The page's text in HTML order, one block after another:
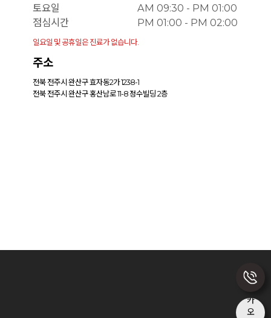
토요일
점심시간
AM 09:30 - PM 01:00
PM 01:00 - PM 02:00
일요일 및 공휴일은 진료가 없습니다.
주소
전북 전주시 완산구 효자동2가 1238-1
전북 전주시 완산구 홍산남로 11-8 정수빌딩 2층